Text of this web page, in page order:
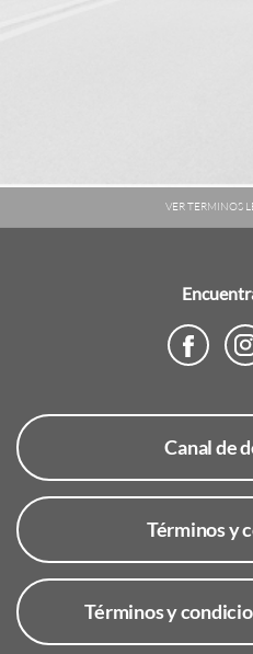
VER TERMINOS
Canal de
Términos y
Términos y